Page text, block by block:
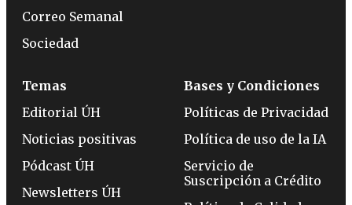
Correo Semanal
Sociedad
Temas
Editorial ÚH
Noticias positivas
Pódcast ÚH
Newsletters ÚH
Bases y Condiciones
Políticas de Privacidad
Política de uso de la IA
Servicio de
Suscripción a Crédito